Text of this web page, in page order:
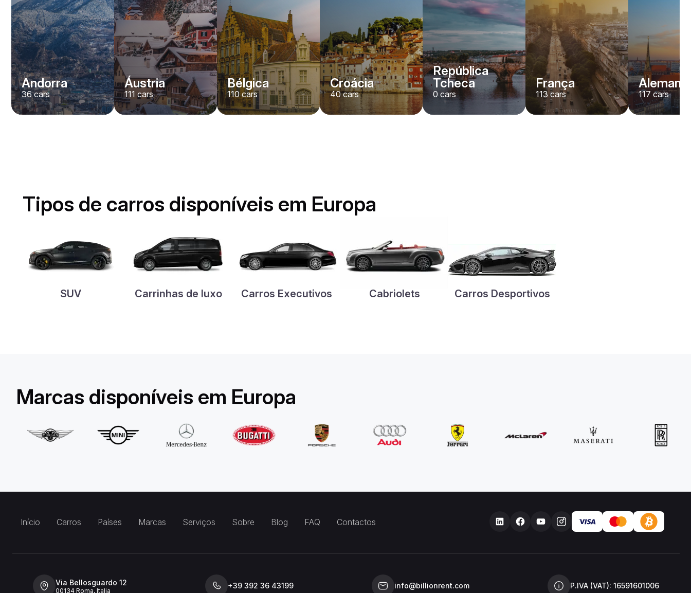
Andorra
36cars
Áustria
111 cars
Bélgica
110cars
Croácia
40cars
República
Tcheca
0 cars
França
113cars 117 cars
Tipos de carros disponíveis em Europa
SUV Carrinhas de luxo Carros Executivos Cabriolets Carros Desportivos
Marcas disponíveis em Europa
Início Carros Países Marcas Serviços Sobre Blog FAQ Contactos
Via Bellosguardo 12
00134 Roma, Italia
+39 392 36 43199 info@billionrent.com P.IVA (VAT): 16591601006